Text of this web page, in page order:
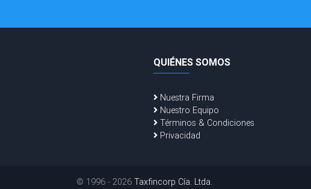
QUIÉNES SOMOS
Nuestra Firma
Nuestro Equipo
Términos & Condiciones
Privacidad
© 1996 - 2026 Taxfincorp Cía. Ltda.